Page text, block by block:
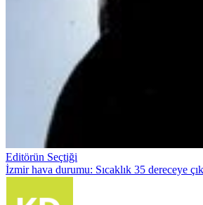
Editörün Seçtiği
İzmir hava durumu: Sıcaklık 35 dereceye